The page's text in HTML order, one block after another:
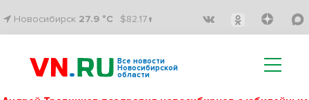
Новосибирск 27.9 °C $82.17↑
Все новости
Новосибирской
области